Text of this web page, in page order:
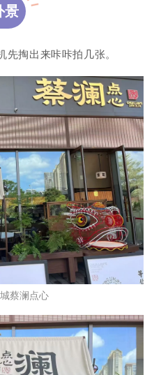
景
掏出来咔咔拍几张。
蔡澜点心